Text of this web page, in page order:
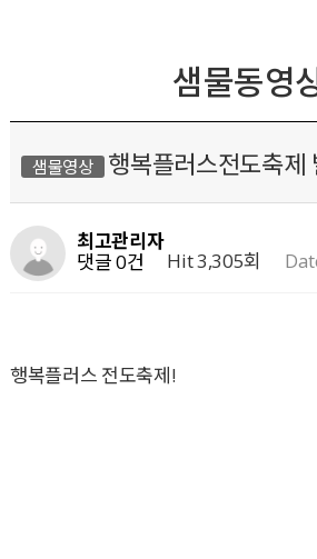
샘물동영
샘물영상 행복플러스전도축제
최고관리자
댓글 0건 Hit 3,305회
행복플러스 전도축제!